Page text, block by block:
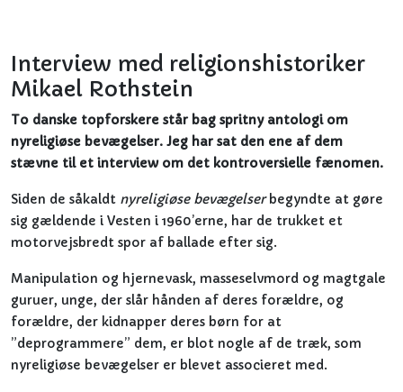
Interview med religionshistoriker
Mikael Rothstein
To danske topforskere står bag spritny antologi om
nyreligiøse bevægelser. Jeg har sat den ene af dem
stævne til et interview om det kontroversielle fænomen.
Siden de såkaldt nyreligiøse bevægelserbegyndte at gøre
sig gældende i Vesten i 1960’erne, har de trukket et
motorvejsbredt spor af ballade efter sig.
Manipulation og hjernevask, masseselvmord og magtgale
guruer, unge, der slår hånden af deres forældre, og
forældre, der kidnapper deres børn for at
”deprogrammere” dem, er blot nogle af de træk, som
nyreligiøse bevægelser er blevet associeret med.